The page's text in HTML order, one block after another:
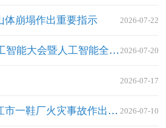
体崩塌作出重要指示 2026-07-22
习近平在2026世界人工智能大会暨人工智能全球治理高级别会议开幕式上的主旨讲话（全文） 2026-07-20
2026-07-17
习近平对福建泉州晋江市一鞋厂火灾事故作出重要指示 2026-07-10